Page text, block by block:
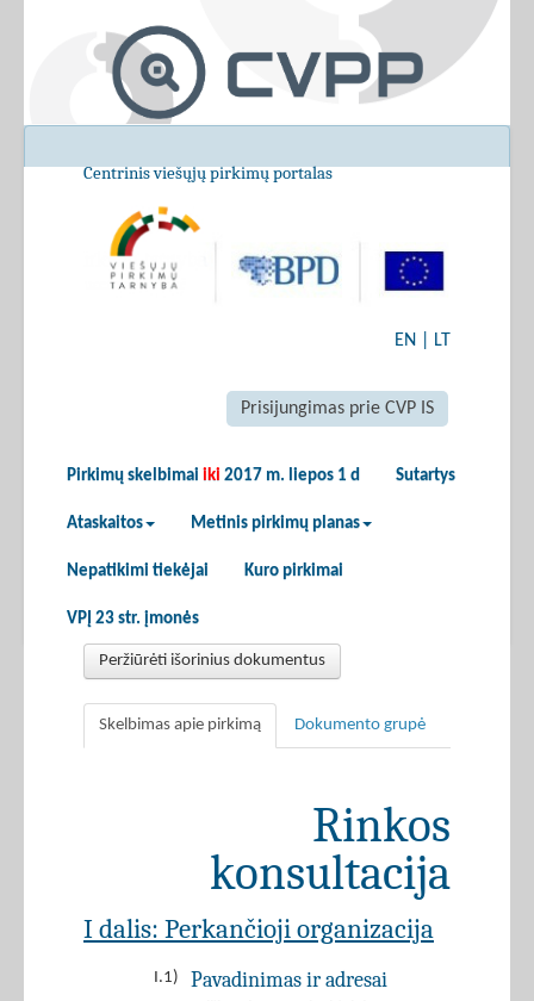
Centrinis viešųjų pirkimų portalas
EN LT
Prisijungimas prie CVP IS
Pirkimų skelbimai iki 2017 m. liepos 1 d Sutartys
Ataskaitos Metinis pirkimų planas
Nepatikimi tiekėjai Kuro pirkimai
VPĮ 23 str. įmonės
Peržiūrėti išorinius dokumentus
Skelbimas apie pirkimą Dokumento grupė
Rinkos
konsultacija
I dalis: Perkančioji organizacija
I.1) Pavadinimas ir adresai